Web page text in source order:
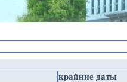
крайние даты